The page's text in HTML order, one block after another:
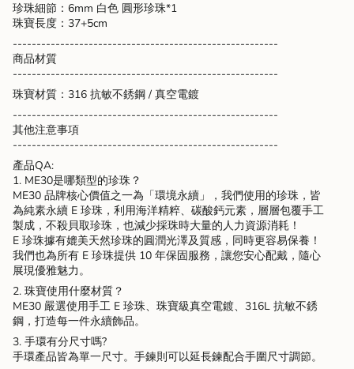
{{
quantity
}}",
"minimum_of"=>"Minimum
of
{{
quantity
}}",
"maximum_of"=>"Maximum
of
{{
quantity
}}"}
珍珠細節：6mm 白色 圓形珍珠*1
珠寶長度：37+5cm
--------------------------------------------------------
商品材質
--------------------------------------------------------
珠寶材質：316 抗敏不銹鋼 / 真空電鍍
--------------------------------------------------------
其他注意事項
--------------------------------------------------------
產品QA:
1. ME30是哪類型的珍珠？
ME30 品牌核心價值之一為「環境永續」，我們使用的珍珠，皆
為純素永續 E 珍珠，利用海洋精粹、碳酸鈣元素，層層包覆手工
製成，不殺貝取珍珠，也減少採珠時大量的人力資源消耗！
E 珍珠據有媲美天然珍珠的圓潤光澤及質感，同時更容易保養！
我們也為所有 E 珍珠提供 10 年保固服務，讓您安心配戴，隨心
展現優雅魅力。
2. 珠寶使用什麼材質？
ME30 嚴選使用手工 E 珍珠、珠寶級真空電鍍、316L 抗敏不銹
鋼，打造每一件永續飾品。
3. 手環有分尺寸嗎?
手環產品皆為單一尺寸。手鍊則可以延長鍊配合手圍尺寸調節。